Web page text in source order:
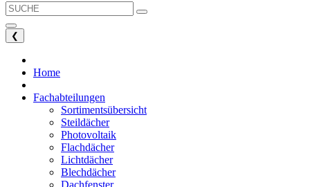
❮
Home
Fachabteilungen
Sortimentsübersicht
Steildächer
Photovoltaik
Flachdächer
Lichtdächer
Blechdächer